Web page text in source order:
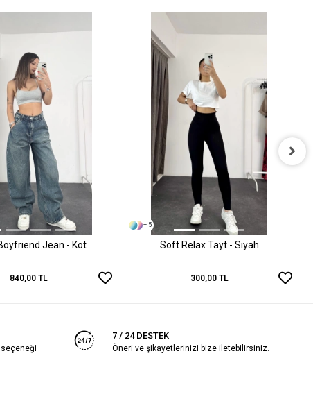
Jean - Kot
840,00 TL
+ 5
Soft Relax Tayt - Siyah
300,00 TL
7 / 24 DESTEK
Öneri ve şikayetlerinizi bize iletebilirsiniz.